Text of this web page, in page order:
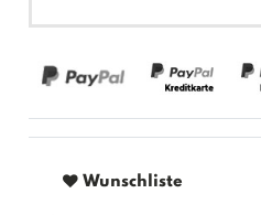
Wunschliste